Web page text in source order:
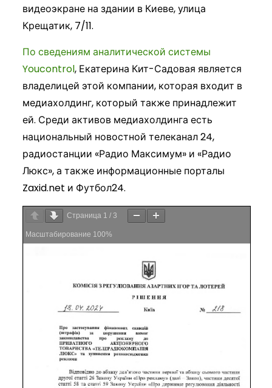
видеоэкране на здании в Киеве, улица
Крещатик, 7/11.
По сведениям аналитической системы
Youcontrol, Екатерина Кит-Садовая является
владелицей этой компании, которая входит в
медиахолдинг, который также принадлежит
ей. Среди активов медиахолдинга есть
национальный новостной телеканал 24,
радиостанции «Радио Максимум» и «Радио
Люкс», а также информационные порталы
Zaxid.net и Футбол24.
Страница 1 / 3
Масштабирование 100%